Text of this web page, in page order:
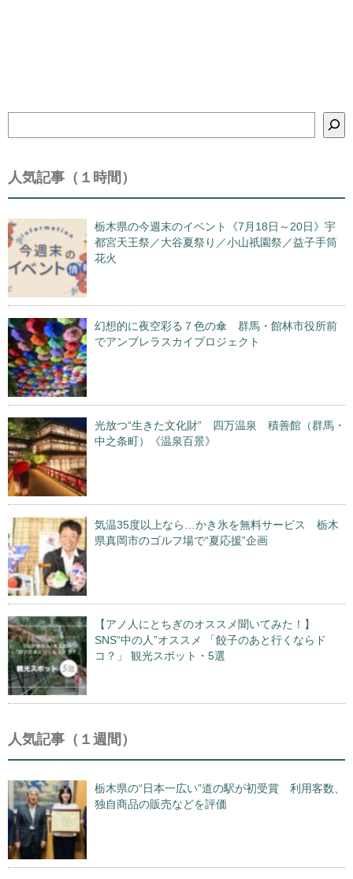
人気記事（１時間）
栃木県の今週末のイベント《7月18日～20日》宇
都宮天王祭／大谷夏祭り／小山祇園祭／益子手筒
花火
幻想的に夜空彩る７色の傘 群馬・館林市役所前
でアンブレラスカイプロジェクト
光放つ“生きた文化財” 四万温泉 積善館（群馬・
中之条町）《温泉百景》
気温35度以上なら…かき氷を無料サービス 栃木
県真岡市のゴルフ場で“夏応援”企画
【アノ人にとちぎのオススメ聞いてみた！】
SNS“中の人”オススメ 「餃子のあと行くならド
コ？」 観光スポット・5選
人気記事（１週間）
栃木県の“日本一広い”道の駅が初受賞 利用客数、
独自商品の販売などを評価